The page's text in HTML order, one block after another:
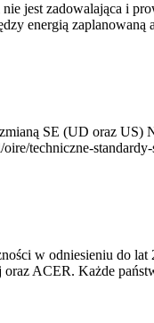
jest zadowalająca i
energią zaplanowaną
SE (UD oraz
techniczne-
w odniesieniu do
ACER. Każde